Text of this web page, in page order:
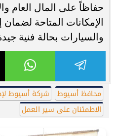
حفاظاً على المال العام
الإمكانات المتاحة
والسيارات بحالة فنية
محافظ أسيوط
شركة أسيوط
الاطمئنان على سير العمل